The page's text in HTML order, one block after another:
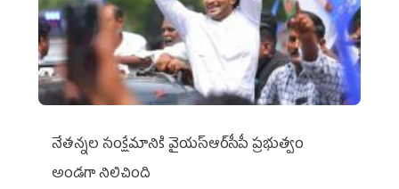
నేతన్నల సంక్షేమానికి వైయ‌స్ఆర్‌సీపీ ప్రభుత్వం
అండగా నిలిచింది